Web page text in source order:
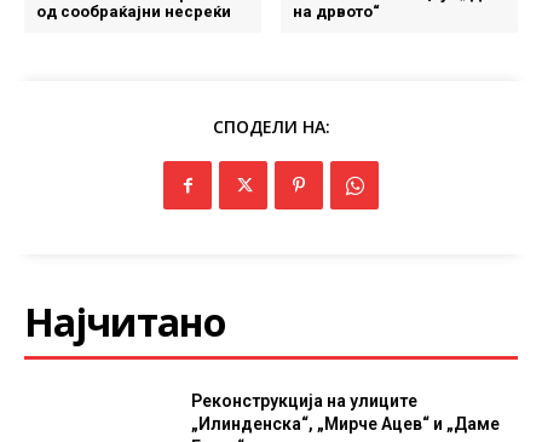
од сообраќајни несреќи
на дрвото“
СПОДЕЛИ НА:
Најчитано
Реконструкција на улиците
„Илинденска“, „Мирче Ацев“ и „Даме